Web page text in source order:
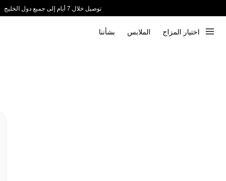
توصيل خلال 7 أيام إلى جميع دول الخليج
اختيار المزاج الملابس بشأننا